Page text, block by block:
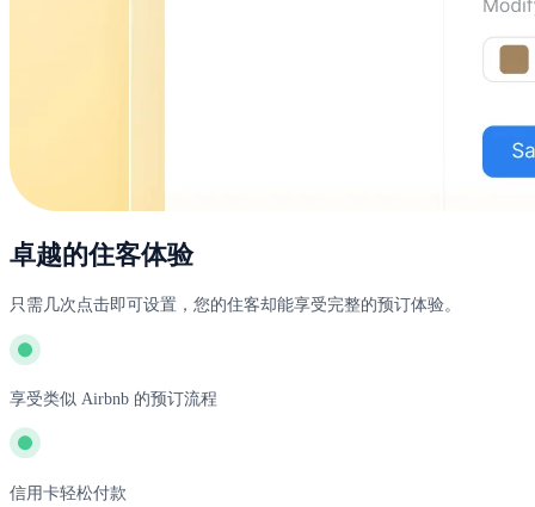
卓越的住客体验
只需几次点击即可设置，您的住客却能享受完整的预订体验。
享受类似 Airbnb 的预订流程
信用卡轻松付款